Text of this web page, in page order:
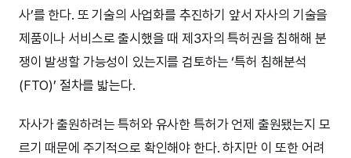
사’를 한다. 또 기술의 사업화를 추진하기 앞서 자사의 기술을
제품이나 서비스로 출시했을 때 제3자의 특허권을 침해해 분
쟁이 발생할 가능성이 있는지를 검토하는 ‘특허 침해분석
(FTO)’ 절차를 밟는다.
자사가 출원하려는 특허와 유사한 특허가 언제 출원됐는지 모
르기 때문에 주기적으로 확인해야 한다. 하지만 이 또한 어려